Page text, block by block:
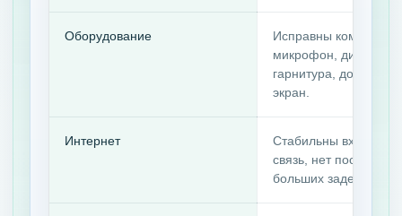
Оборудование
Исправны
микрофон, динамики
гарнитура,
экран.
Интернет
Стабильны
связь, нет
больших задержек.